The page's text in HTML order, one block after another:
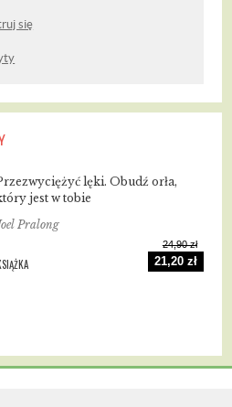
się
lęki. Obudź orła,
jest w tobie
Pralong
24,90 zł
21,20 zł